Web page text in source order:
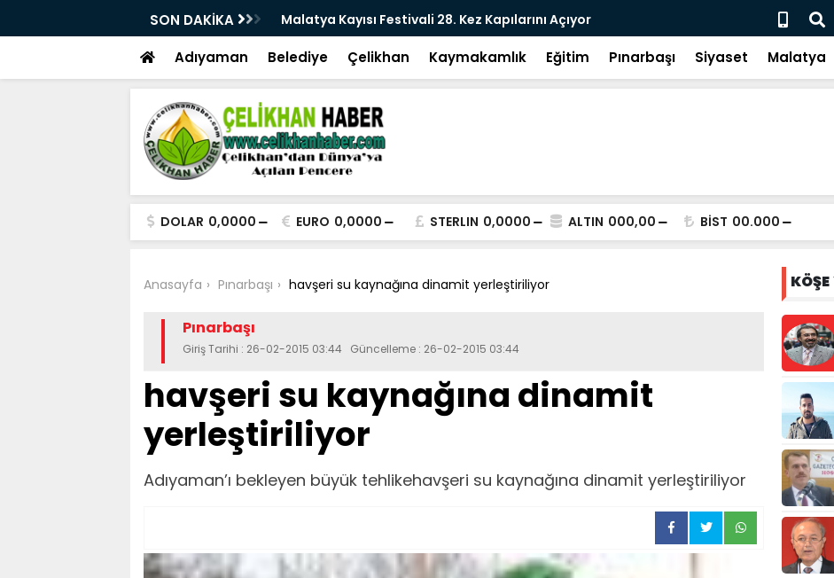
SON DAKİKA
altyapısıyla geleceğe hazırlanıyor Malatya Kayısı Festivali 28. Kez Kapılarını Açıyor Vesayetten
Adıyaman Belediye Çelikhan Kaymakamlık Eğitim Pınarbaşı Siyaset Malatya
DOLAR 0,0000 EURO 0,0000 STERLIN 0,0000 ALTIN 000,00 BİST 00.000
Anasayfa Pınarbaşı havşeri su kaynağına dinamit yerleştiriliyor
Pınarbaşı
Giriş Tarihi : 26-02-2015 03:44 Güncelleme : 26-02-2015 03:44
havşeri su kaynağına dinamit
yerleştiriliyor
Adıyaman’ı bekleyen büyük tehlikehavşeri su kaynağına dinamit yerleştiriliyor
KÖŞE